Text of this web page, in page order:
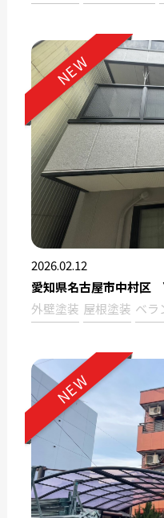
2026.02.12
愛知県名古屋市中村区
外壁塗装 屋根塗装 ベラ
NEW
NEW